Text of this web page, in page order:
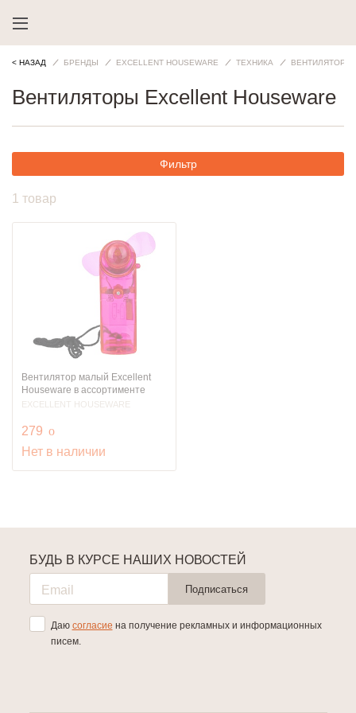
< НАЗАД БРЕНДЫ EXCELLENT HOUSEWARE ТЕХНИКА ВЕНТИЛЯТОРЫ
Вентиляторы Excellent Houseware
Фильтр
1 товар
Вентилятор малый Excellent
Houseware в ассортименте
EXCELLENT HOUSEWARE
279 руб.
o
Нет в наличии
БУДЬ В КУРСЕ НАШИХ НОВОСТЕЙ
Подписаться
Даю согласие на получение рекламных и информационных
писем.